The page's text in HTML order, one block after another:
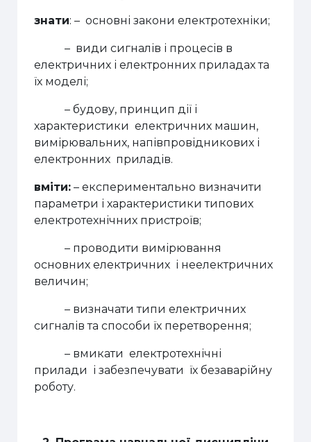
знати: – основні закони електротехніки;
– види сигналів і процесів в
електричних і електронних приладах та
їх моделі;
– будову, принцип дії і
характеристики електричних машин,
вимірювальних, напівпровідникових і
електронних приладів.
вміти: –експериментально визначити
параметри і характеристикитипових
електротехнічних пристроїв;
– проводити вимірювання
основних електричних і неелектричних
величин;
– визначати типи електричних
сигналів та способи їх перетворення;
– вмикати електротехнічні
прилади і забезпечувати їх безаварійну
роботу.